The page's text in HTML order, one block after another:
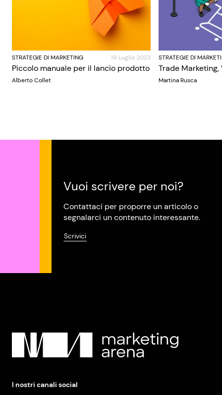
STRATEGIE DI MARKETING 19 Luglio 2023
Piccolo manuale per il lancio prodotto
Alberto Collet
STRATEGIE DI
Trade Marketing,
Martina Rusca
Vuoi scrivere per noi?
Contattaci per proporre un articolo o
segnalarci un contenuto interessante.
Scrivici
I nostri canali social